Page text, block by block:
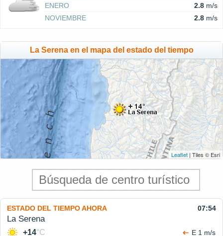
ENERO
2.8 m/s
NOVIEMBRE
2.8 m/s
La Serena en el mapa del estado del tiempo
Leaflet | Tiles © Esri
ESTADO DEL TIEMPO AHORA 07:54
La Serena
+14°C
E 1 m/s